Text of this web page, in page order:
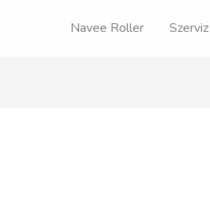
Navee Roller Szerviz